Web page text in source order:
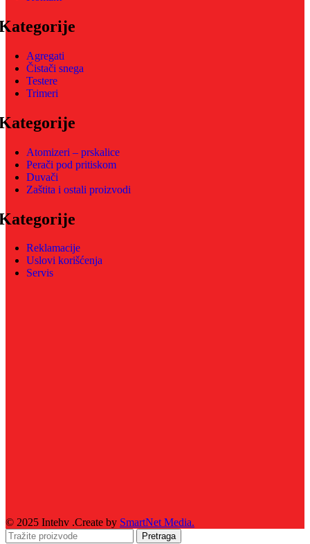
Agregati
Čistači snega
Testere
Trimeri
Atomizeri – prskalice
Perači pod pritiskom
Duvači
Zaštita i ostali proizvodi
Reklamacije
Uslovi korišćenja
Servis
© 2025 Intehv .Create by SmartNet Media.
Pretraga